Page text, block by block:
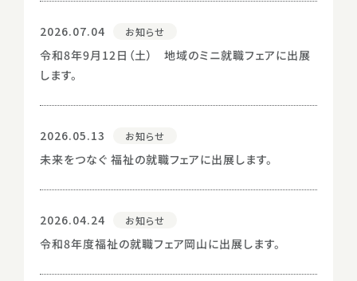
2026.07.04 お知らせ
令和8年9月12日（土） 地域のミニ就職フェアに出展
します。
2026.05.13 お知らせ
未来をつなぐ 福祉の就職フェアに出展します。
2026.04.24 お知らせ
令和8年度福祉の就職フェア岡山に出展します。